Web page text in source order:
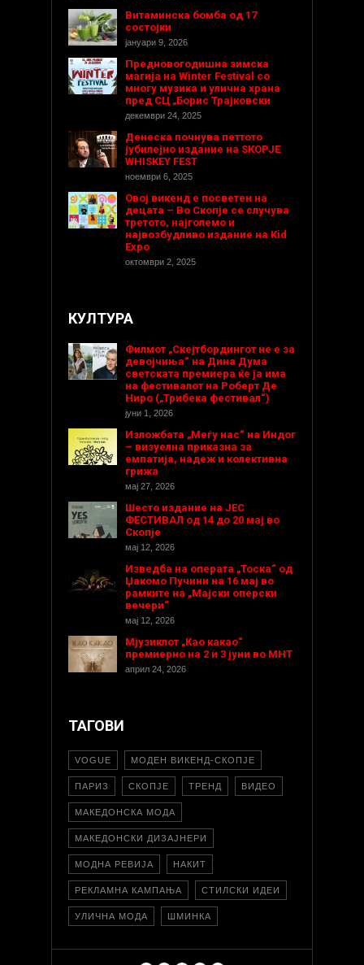
Витаминска бомба од 17
состојки
јануари 9, 2026
Предновогодишнa зимска
магија на Winter Festival со
многу музика и улична храна
пред СЦ „Борис Трајковски
декември 24, 2025
Денеска почнува петтото
јубилејно издание на SKOPJE
WHISKEY FEST
ноември 6, 2025
Овој викенд е посветен на
децата – Во Скопје се случува
третото, најголемо и
највозбудливо издание на Kid
Expo
октомври 2, 2025
КУЛТУРА
Филмот „Скејтбордингот не е за
девојчиња“ на Дина Дума
светската премиера ќе ја има
на фестивалот на Роберт Де
Ниро („Трибека фестивал“)
јуни 1, 2026
Изложбата „Меѓу нас“ на Индог
– визуелна приказна за
емпатија, надеж и колективна
грижа
мај 27, 2026
Шесто издание на ЈЕС
ФЕСТИВАЛ од 14 до 20 мај во
Скопје
мај 12, 2026
Изведба на операта „Тоска“ од
Џакомо Пучини на 16 мај во
рамките на „Мајски оперски
вечери“
мај 12, 2026
Мјузиклот „Као какао“
премиерно на 2 и 3 јуни во МНТ
април 24, 2026
ТАГОВИ
VOGUE МОДЕН ВИКЕНД-СКОПЈЕ
ПАРИЗ СКОПЈЕ ТРЕНД ВИДЕО
МАКЕДОНСКА МОДА
МАКЕДОНСКИ ДИЗАЈНЕРИ
МОДНА РЕВИЈА НАКИТ
РЕКЛАМНА КАМПАЊА СТИЛСКИ ИДЕИ
УЛИЧНА МОДА ШМИНКА